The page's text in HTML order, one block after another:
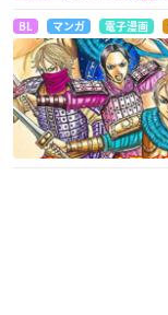
BL マンガ 電子漫画